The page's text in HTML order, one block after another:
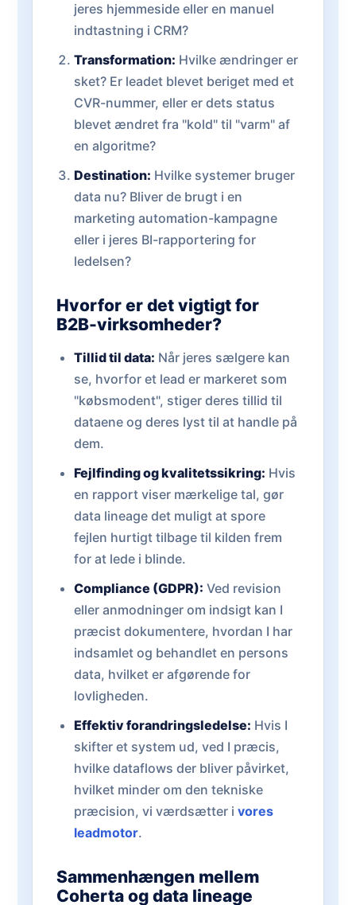
jeres hjemmeside eller en manuel
indtastning i CRM?
Transformation: Hvilke ændringer er
sket? Er leadet blevet beriget med et
CVR-nummer, eller er dets status
blevet ændret fra "kold" til "varm" af
en algoritme?
Destination: Hvilke systemer bruger
data nu? Bliver de brugt i en
marketing automation-kampagne
eller i jeres BI-rapportering for
ledelsen?
Hvorfor er det vigtigt for
B2B-virksomheder?
Tillid til data: Når jeres sælgere kan
se, hvorfor et lead er markeret som
"købsmodent", stiger deres tillid til
dataene og deres lyst til at handle på
dem.
Fejlfinding og kvalitetssikring: Hvis
en rapport viser mærkelige tal, gør
data lineage det muligt at spore
fejlen hurtigt tilbage til kilden frem
for at lede i blinde.
Compliance (GDPR): Ved revision
eller anmodninger om indsigt kan I
præcist dokumentere, hvordan I har
indsamlet og behandlet en persons
data, hvilket er afgørende for
lovligheden.
Effektiv forandringsledelse: Hvis I
skifter et system ud, ved I præcis,
hvilke dataflows der bliver påvirket,
hvilket minder om den tekniske
præcision, vi værdsætter i vores
leadmotor.
Sammenhængen mellem
Coherta og data lineage